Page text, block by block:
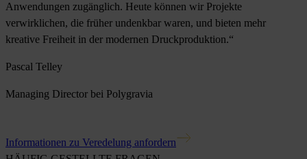
Anwendungen zugänglich. Heute können wir Projekte
verwirklichen, die früher undenkbar waren, und bieten mehr
kreative Freiheit in der modernen Druckproduktion.“
Pascal Telley
Managing Director bei Polygravia
Informationen zu Veredelung anfordern